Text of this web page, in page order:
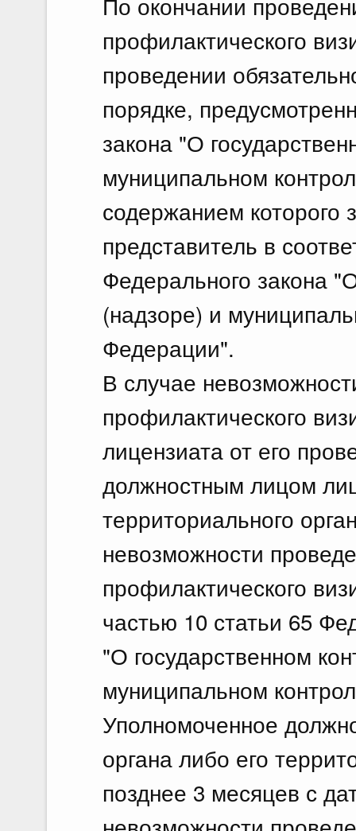
профилактического
проведении
порядке,
закона "О
муниципальном
содержанием которого
представитель в
Федерального закона
(надзоре) и
Федерации".
В случае
профилактического
лицензиата от его
должностным лицом
территориального
невозможности
профилактического
частью 10 статьи 65
"О государственном
муниципальном
Уполномоченное
органа либо его
позднее 3 месяцев с